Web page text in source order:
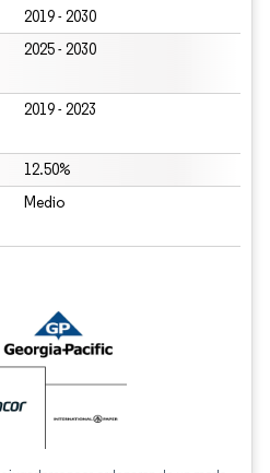
2019 - 2030
2025 - 2030
2019 - 2023
12.50%
Medio